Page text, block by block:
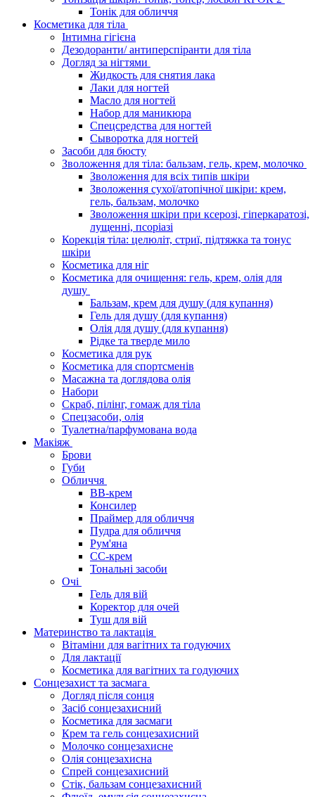
Тонік для обличчя
Косметика для тіла
Інтимна гігієна
Дезодоранти/ антиперспіранти для тіла
Догляд за нігтями
Жидкость для снятия лака
Лаки для ногтей
Масло для ногтей
Набор для маникюра
Спецсредства для ногтей
Сыворотка для ногтей
Засоби для бюсту
Зволоження для тіла: бальзам, гель, крем, молочко
Зволоження для всіх типів шкіри
Зволоження сухої/атопічної шкіри: крем,
гель, бальзам, молочко
Зволоження шкіри при ксерозі, гіперкаратозі,
лущенні, псоріазі
Корекція тіла: целюліт, стриї, підтяжка та тонус
шкіри
Косметика для ніг
Косметика для очищення: гель, крем, олія для
душу
Бальзам, крем для душу (для купання)
Гель для душу (для купання)
Олія для душу (для купання)
Рідке та тверде мило
Косметика для рук
Косметика для спортсменів
Масажна та доглядова олія
Набори
Скраб, пілінг, гомаж для тіла
Спецзасоби, олія
Туалетна/парфумована вода
Макіяж
Брови
Губи
Обличчя
BB-крем
Консилер
Праймер для обличчя
Пудра для обличчя
Рум'яна
СС-крем
Тональні засоби
Очі
Гель для вій
Коректор для очей
Туш для вій
Материнство та лактація
Вітаміни для вагітних та годуючих
Для лактації
Косметика для вагітних та годуючих
Сонцезахист та засмага
Догляд після сонця
Засіб сонцезахисний
Косметика для засмаги
Крем та гель сонцезахисний
Молочко сонцезахисне
Олія сонцезахисна
Спрей сонцезахисний
Стік, бальзам сонцезахисний